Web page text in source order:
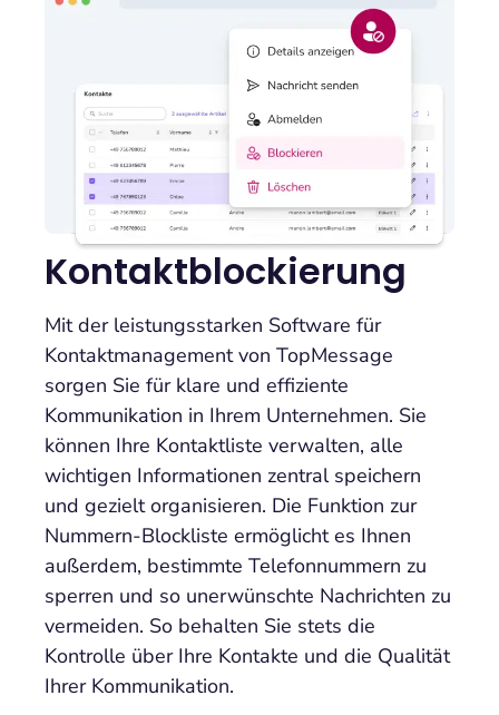
Kontaktblockierung
Mit der leistungsstarken Software für
Kontaktmanagement von TopMessage
sorgen Sie für klare und effiziente
Kommunikation in Ihrem Unternehmen. Sie
können Ihre Kontaktliste verwalten, alle
wichtigen Informationen zentral speichern
und gezielt organisieren. Die Funktion zur
Nummern-Blockliste ermöglicht es Ihnen
außerdem, bestimmte Telefonnummern zu
sperren und so unerwünschte Nachrichten zu
vermeiden. So behalten Sie stets die
Kontrolle über Ihre Kontakte und die Qualität
Ihrer Kommunikation.